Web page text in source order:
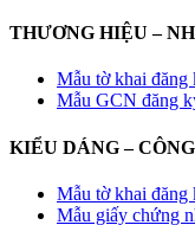
THƯƠNG HIỆU –
Mẫu tờ khai đăng
Mẫu GCN đăng
KIỂU DÁNG –
Mẫu tờ khai
Mẫu giấy chứng